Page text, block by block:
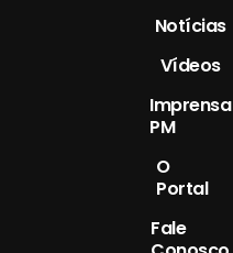
Notícias
Vídeos
Imprensa
PM
O
Portal
Fale